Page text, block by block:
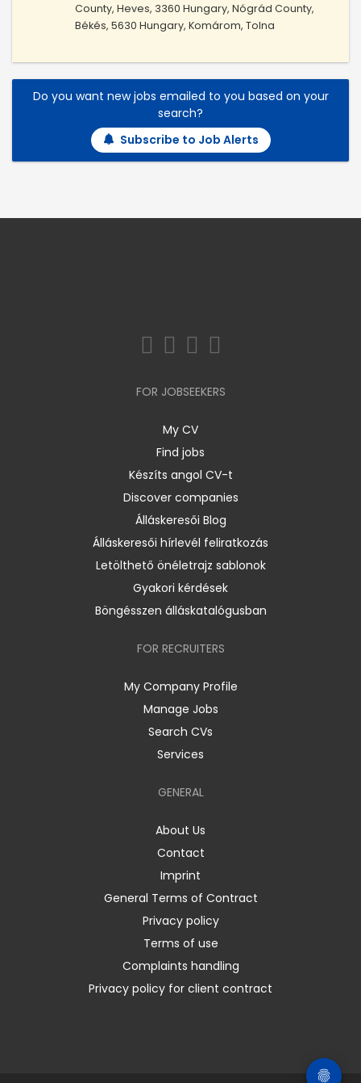
County, Heves, 3360 Hungary, Nógrád County,
Békés, 5630 Hungary, Komárom, Tolna
Do you want new jobs emailed to you based on your
search?
Subscribe to Job Alerts
FOR JOBSEEKERS
My CV
Find jobs
Készíts angol CV-t
Discover companies
Álláskeresői Blog
Álláskeresői hírlevél feliratkozás
Letölthető önéletrajz sablonok
Gyakori kérdések
Böngésszen álláskatalógusban
FOR RECRUITERS
My Company Profile
Manage Jobs
Search CVs
Services
GENERAL
About Us
Contact
Imprint
General Terms of Contract
Privacy policy
Terms of use
Complaints handling
Privacy policy for client contract